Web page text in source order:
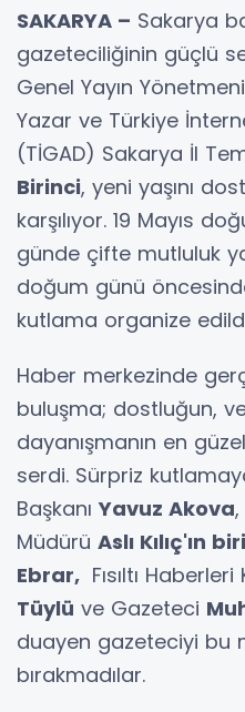
SAKARYA – Sakarya
gazeteciliğinin güçlü
Genel Yayın
Yazar ve Türkiye
(TİGAD) Sakarya İl
Birinci, yeni yaşını
karşılıyor. 19 Mayıs
günde çifte mutluluk
doğum günü
kutlama organize
Haber merkezinde
buluşma; dostluğun,
dayanışmanın en
serdi. Sürpriz
Başkanı Yavuz Akova,
Müdürü Aslı Kılıç'ın
Ebrar, Fısıltı
Tüylü ve Gazeteci
duayen gazeteciyi bu
bırakmadılar.